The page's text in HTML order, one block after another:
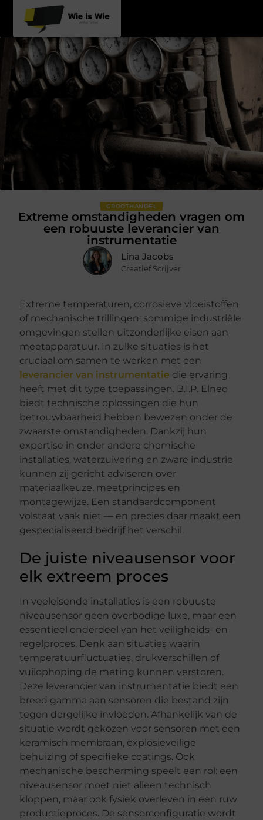
GROOTHANDEL
Extreme omstandigheden vragen om
een robuuste leverancier van
instrumentatie
Lina Jacobs
Creatief Scrijver
Extreme temperaturen, corrosieve vloeistoffen
of mechanische trillingen: sommige industriële
omgevingen stellen uitzonderlijke eisen aan
meetapparatuur. In zulke situaties is het
cruciaal om samen te werken met een
leverancier van instrumentatie die ervaring
heeft met dit type toepassingen. B.I.P. Elneo
biedt technische oplossingen die hun
betrouwbaarheid hebben bewezen onder de
zwaarste omstandigheden. Dankzij hun
expertise in onder andere chemische
installaties, waterzuivering en zware industrie
kunnen zij gericht adviseren over
materiaalkeuze, meetprincipes en
montagewijze. Een standaardcomponent
volstaat vaak niet — en precies daar maakt een
gespecialiseerd bedrijf het verschil.
De juiste niveausensor voor
elk extreem proces
In veeleisende installaties is een robuuste
niveausensor geen overbodige luxe, maar een
essentieel onderdeel van het veiligheids- en
regelproces. Denk aan situaties waarin
temperatuurfluctuaties, drukverschillen of
vuilophoping de meting kunnen verstoren.
Deze leverancier van instrumentatie biedt een
breed gamma aan sensoren die bestand zijn
tegen dergelijke invloeden. Afhankelijk van de
situatie wordt gekozen voor sensoren met een
keramisch membraan, explosieveilige
behuizing of specifieke coatings. Ook
mechanische bescherming speelt een rol: een
niveausensor moet niet alleen technisch
kloppen, maar ook fysiek overleven in een ruw
productieproces. De sensorconfiguratie wordt